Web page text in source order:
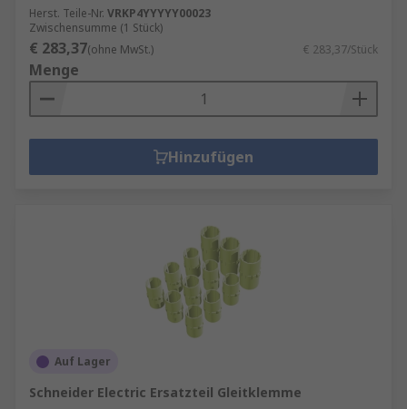
Herst. Teile-Nr. VRKP4YYYYY00023
Zwischensumme (1 Stück)
€ 283,37(ohne MwSt.) € 283,37/Stück
Menge
Hinzufügen
Auf Lager
Schneider Electric Ersatzteil Gleitklemme